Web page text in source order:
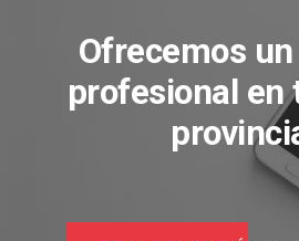
Ofrecemos
profesional en